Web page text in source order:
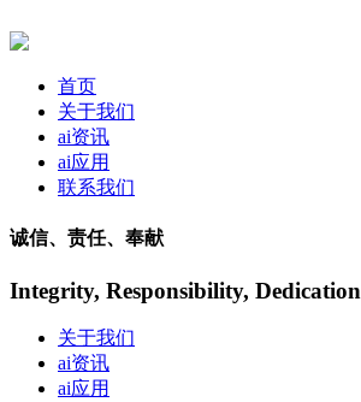
首页
关于我们
ai资讯
ai应用
联系我们
诚信、责任、奉献
Integrity, Responsibility, Dedication
关于我们
ai资讯
ai应用